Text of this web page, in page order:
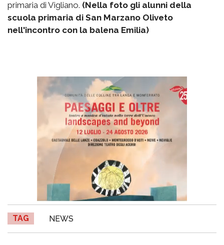
primaria di Vigliano. (Nella foto gli alunni della
scuola primaria di San Marzano Oliveto
nell'incontro con la balena Emilia)
TAG NEWS